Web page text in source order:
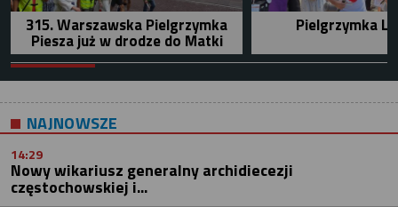
315. Warszawska Pielgrzymka
Piesza już w drodze do Matki
Pielgrzymka
NAJNOWSZE
14:29
Nowy wikariusz generalny archidiecezji
częstochowskiej i...